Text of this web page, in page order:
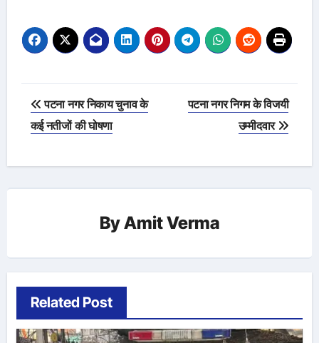
Post
navigation
पटना नगर निकाय चुनाव के
कई नतीजों की घोषणा
पटना नगर निगम के विजयी
उम्मीदवार
ByAmit Verma
Related Post